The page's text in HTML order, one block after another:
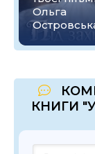
Ольга
КНИГИ